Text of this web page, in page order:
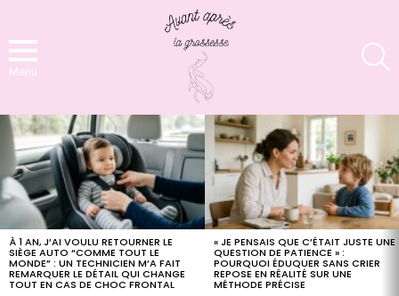
Menu
LATEST
STORIES
À 1 AN, J’AI VOULU RETOURNER LE
SIÈGE AUTO “COMME TOUT LE
MONDE” : UN TECHNICIEN M’A FAIT
REMARQUER LE DÉTAIL QUI CHANGE
TOUT EN CAS DE CHOC FRONTAL
« JE PENSAIS QUE C’ÉTAIT JUSTE UNE
QUESTION DE PATIENCE » :
POURQUOI ÉDUQUER SANS CRIER
REPOSE EN RÉALITÉ SUR UNE
MÉTHODE PRÉCISE